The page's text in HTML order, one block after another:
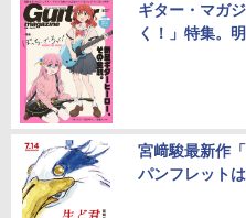
ギター・マガ
く！」特集。
宮﨑駿最新作
パンフレット